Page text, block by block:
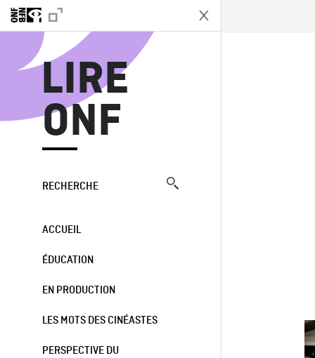
LIRE
ONF
RECHERCHE
ACCUEIL
ÉDUCATION
EN PRODUCTION
LES MOTS DES CINÉASTES
PERSPECTIVE DU